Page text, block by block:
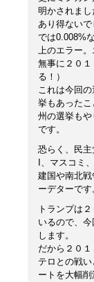
明かされま
あり得ない
では0.008%
上のエラー
無事に２０
る！）
これは今回
挙もあった
州の選挙も
です。
恐らく、民
I、マスコミ
建国や南北
ーデターです
トランプは
いるので、
します。
だから２０
テロとの戦
ートを大幅